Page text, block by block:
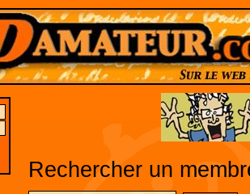
Rechercher un